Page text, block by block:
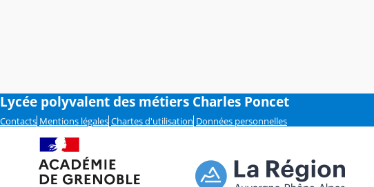
Lycée polyvalent des métiers Charles Poncet
Contacts Mentions légales Chartes d'utilisation Données personnelles